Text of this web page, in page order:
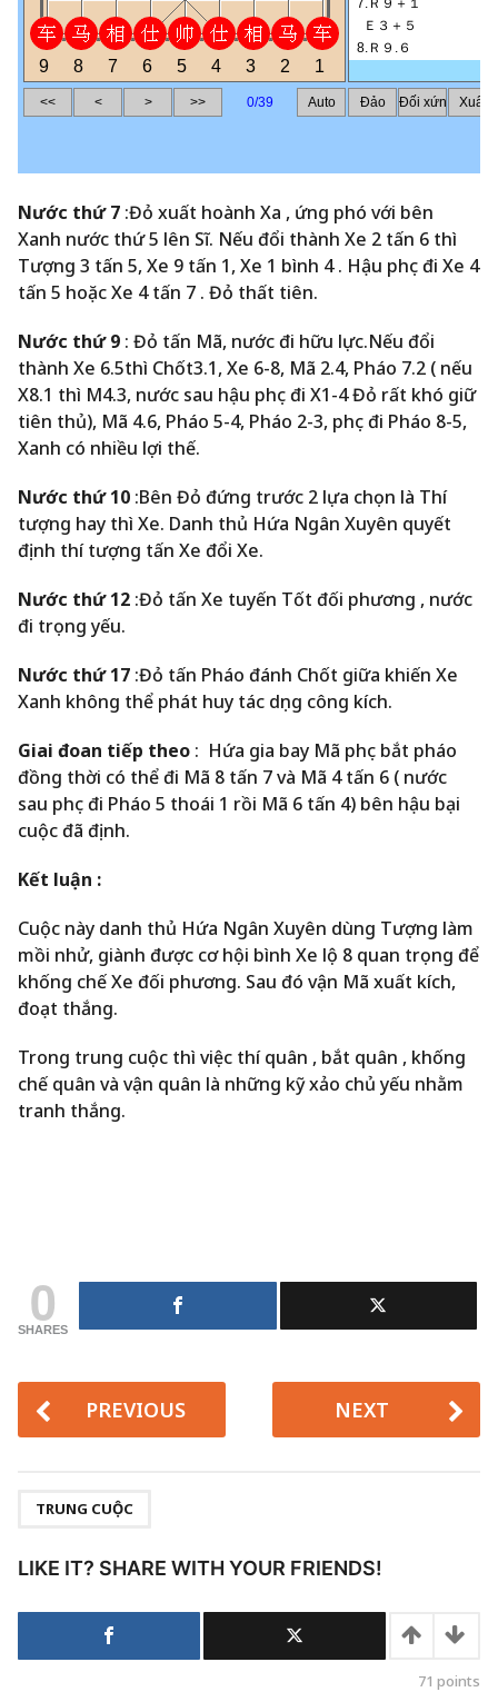
Nước thứ 7 :Đỏ xuất hoành Xa , ứng phó với bên
Xanh nước thứ 5 lên Sĩ. Nếu đổi thành Xe 2 tấn 6 thì
Tượng 3 tấn 5, Xe 9 tấn 1, Xe 1 bình 4 . Hậu phục đi Xe 4
tấn 5 hoặc Xe 4 tấn 7 . Đỏ thất tiên.
Nước thứ 9 : Đỏ tấn Mã, nước đi hữu lực.Nếu đổi
thành Xe 6.5thì Chốt3.1, Xe 6-8, Mã 2.4, Pháo 7.2 ( nếu
X8.1 thì M4.3, nước sau hậu phục đi X1-4 Đỏ rất khó giữ
tiên thủ), Mã 4.6, Pháo 5-4, Pháo 2-3, phục đi Pháo 8-5,
Xanh có nhiều lợi thế.
Nước thứ 10 :Bên Đỏ đứng trước 2 lựa chọn là Thí
tượng hay thì Xe. Danh thủ Hứa Ngân Xuyên quyết
định thí tượng tấn Xe đổi Xe.
Nước thứ 12 :Đỏ tấn Xe tuyến Tốt đối phương , nước
đi trọng yếu.
Nước thứ 17 :Đỏ tấn Pháo đánh Chốt giữa khiến Xe
Xanh không thể phát huy tác dụng công kích.
Giai đoan tiếp theo : Hứa gia bay Mã phục bắt pháo
đồng thời có thể đi Mã 8 tấn 7 và Mã 4 tấn 6 ( nước
sau phục đi Pháo 5 thoái 1 rồi Mã 6 tấn 4) bên hậu bại
cuộc đã định.
Kết luận :
Cuộc này danh thủ Hứa Ngân Xuyên dùng Tượng làm
mồi nhử, giành được cơ hội bình Xe lộ 8 quan trọng để
khống chế Xe đối phương. Sau đó vận Mã xuất kích,
đoạt thắng.
Trong trung cuộc thì việc thí quân , bắt quân , khống
chế quân và vận quân là những kỹ xảo chủ yếu nhằm
tranh thắng.
0
SHARES
PREVIOUS NEXT
TRUNG CUỘC
LIKE IT? SHARE WITH YOUR FRIENDS!
71 points